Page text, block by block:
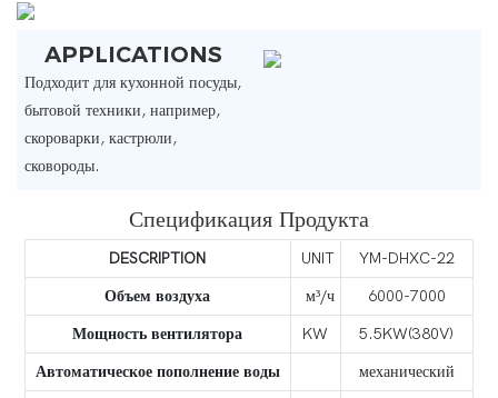
APPLICATIONS
Подходит для кухонной посуды,
бытовой техники, например,
скороварки, кастрюли,
сковороды.
Спецификация Продукта
DESCRIPTION UNIT
YM-DHXC-22
Объем воздуха
м³/ч
6000-7000
Мощность вентилятора
KW
5.5KW(380V)
Автоматическое пополнение воды
механический